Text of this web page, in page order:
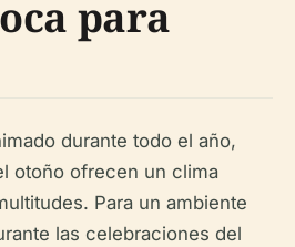
para
durante todo el año,
otoño ofrecen un clima
Para un ambiente
las celebraciones del